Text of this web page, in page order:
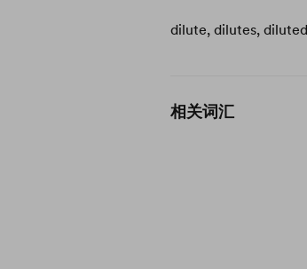
dilute, dilutes,
相关词汇